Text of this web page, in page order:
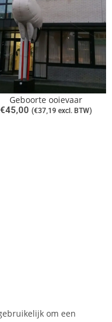
Geboorte ooievaar
€45,00 (€37,19excl. BTW)
om een